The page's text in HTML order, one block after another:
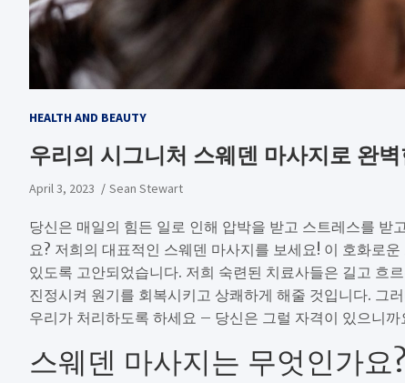
HEALTH AND BEAUTY
우리의 시그니처 스웨덴 마사지로 완
April 3, 2023 Sean Stewart
당신은 매일의 힘든 일로 인해 압박을 받고 스트레스를
요? 저희의 대표적인 스웨덴 마사지를 보세요! 이 호화로
있도록 고안되었습니다. 저희 숙련된 치료사들은 길고 흐
진정시켜 원기를 회복시키고 상쾌하게 해줄 것입니다. 그
우리가 처리하도록 하세요 – 당신은 그럴 자격이 있으니까
스웨덴 마사지는 무엇인가요?